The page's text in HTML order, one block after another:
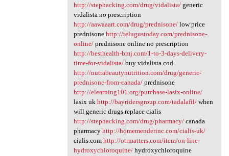
http://stephacking.com/drug/vidalista/generic
vidalista no prescription
http://aawaaart.com/drug/prednisone/low price
prednisone http://telugustoday.com/prednisone-
online/prednisone online no prescription
http://besthealth-bmj.com/1-to-3-days-delivery-
time-for-vidalista/buy vidalista cod
http://nutrabeautynutrition.com/drug/generic-
prednisone-from-canada/prednisone
http://elearning101.org/purchase-lasix-online/
lasix uk http://bayridersgroup.com/tadalafil/when
will generic drugs replace cialis
http://stephacking.com/drug/pharmacy/canada
pharmacy http://homemenderinc.com/cialis-uk/
cialis.com http://otrmatters.com/item/on-line-
hydroxychloroquine/hydroxychloroquine